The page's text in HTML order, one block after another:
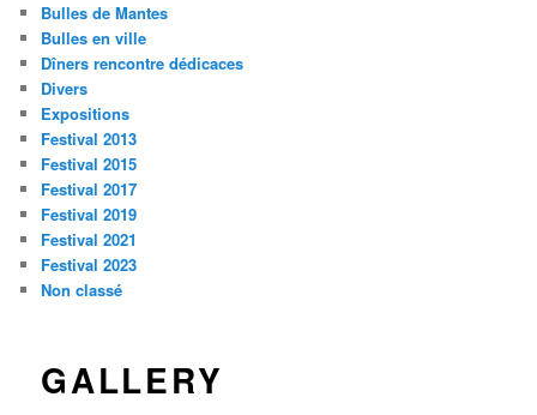
Bulles de Mantes
Bulles en ville
Dîners rencontre dédicaces
Divers
Expositions
Festival 2013
Festival 2015
Festival 2017
Festival 2019
Festival 2021
Festival 2023
Non classé
GALLERY